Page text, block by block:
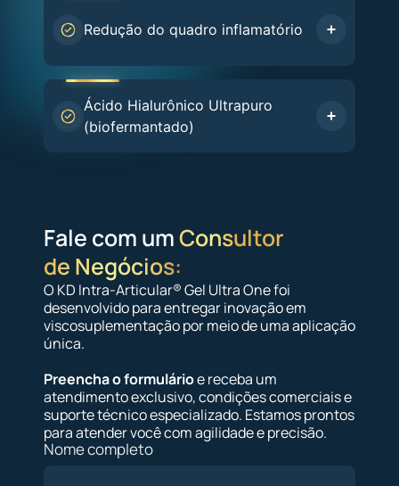
Redução do quadro inflamatório
Ácido Hialurônico Ultrapuro
(biofermantado)
Fale com umConsultor
de Negócios:
O KD Intra-Articular® Gel Ultra One foi
desenvolvido para entregar inovação em
viscosuplementação por meio de uma aplicação
única.
Preencha o formulárioe receba um
atendimento exclusivo, condições comerciais e
suporte técnico especializado. Estamos prontos
para atender você com agilidade e precisão.
Nome completo